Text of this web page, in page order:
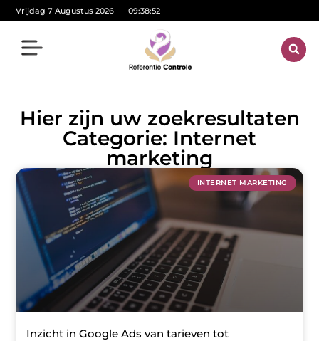
Vrijdag 7 Augustus 2026 09:38:52
Hier zijn uw zoekresultaten
Categorie: Internet
marketing
INTERNET MARKETING
Inzicht in Google Ads van tarieven tot